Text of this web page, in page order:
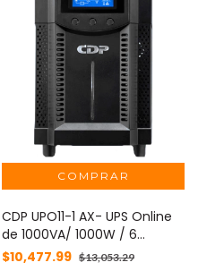
CDP UPO11-1 AX- UPS Online
de 1000VA/ 1000W / 6
Terminales de salida / 2 son
$10,477.99 $13,053.29